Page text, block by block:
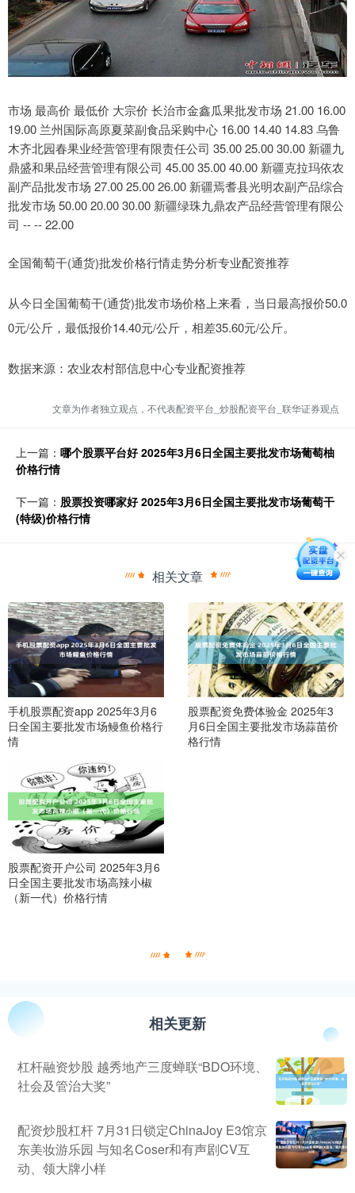
市场 最高价 最低价 大宗价 长治市金鑫瓜果批发市场 21.00 16.00
19.00 兰州国际高原夏菜副食品采购中心 16.00 14.40 14.83 乌鲁
木齐北园春果业经营管理有限责任公司 35.00 25.00 30.00 新疆九
鼎盛和果品经营管理有限公司 45.00 35.00 40.00 新疆克拉玛依农
副产品批发市场 27.00 25.00 26.00 新疆焉耆县光明农副产品综合
批发市场 50.00 20.00 30.00 新疆绿珠九鼎农产品经营管理有限公
司 -- -- 22.00
全国葡萄干(通货)批发价格行情走势分析专业配资推荐
从今日全国葡萄干(通货)批发市场价格上来看，当日最高报价50.0
0元/公斤，最低报价14.40元/公斤，相差35.60元/公斤。
数据来源：农业农村部信息中心专业配资推荐
文章为作者独立观点，不代表配资平台_炒股配资平台_联华证券观点
上一篇： 哪个股票平台好 2025年3月6日全国主要批发市场葡萄柚
价格行情
下一篇： 股票投资哪家好 2025年3月6日全国主要批发市场葡萄干
(特级)价格行情
相关文章
手机股票配资app 2025年3月6
日全国主要批发市场鳗鱼价格行
情
股票配资免费体验金 2025年3
月6日全国主要批发市场蒜苗价
格行情
股票配资开户公司 2025年3月6
日全国主要批发市场高辣小椒
（新一代）价格行情
相关更新
杠杆融资炒股 越秀地产三度蝉联“BDO环境、
社会及管治大奖”
配资炒股杠杆 7月31日锁定ChinaJoy E3馆京
东美妆游乐园 与知名Coser和有声剧CV互
动、领大牌小样